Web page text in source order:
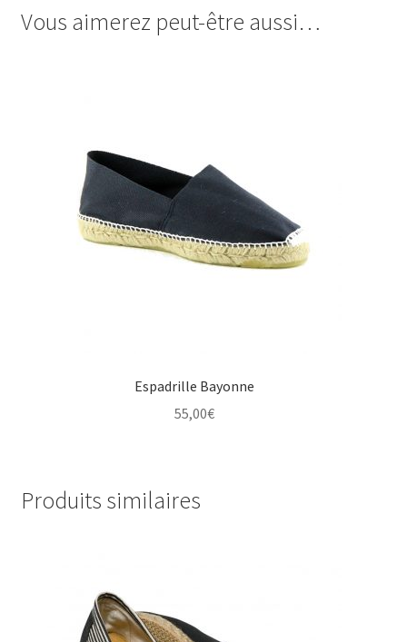
Vous aimerez peut-être aussi…
Espadrille Bayonne
55,00€
Produits similaires